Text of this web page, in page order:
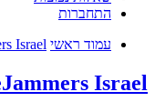
התחברות
עמוד ראשי Israel
Israel